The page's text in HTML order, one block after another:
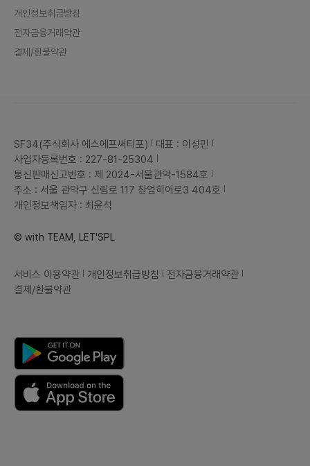
개인정보취급방침
전자금융거래약관
결제/환불약관
SF34(주식회사 에스에프써티포)
대표 : 이성민
사업자등록번호 : 227-81-25304
통신판매신고번호 : 제 2024-서울관악-1584호
주소 : 서울 관악구 신림로 117 창업히어로3 404호
개인정보책임자 : 최윤석
© with TEAM, LET'SPL
서비스 이용약관 개인정보취급방침
전자금융거래약관
결제/환불약관